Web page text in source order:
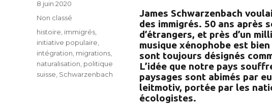
James Schwarzenbach
des immigrés. 50 ans après
d’étrangers, et près d’un
musique xénophobe est
sont toujours désignés
L’idée que notre pays
paysages sont abimés par
leitmotiv, portée par les
écologistes.
Posted
8 juin 2020
Categories
Non classé
Tags
histoire immigrés
initiative populaire
intégration migrations
naturalisation politique
suisse Schwarzenbach